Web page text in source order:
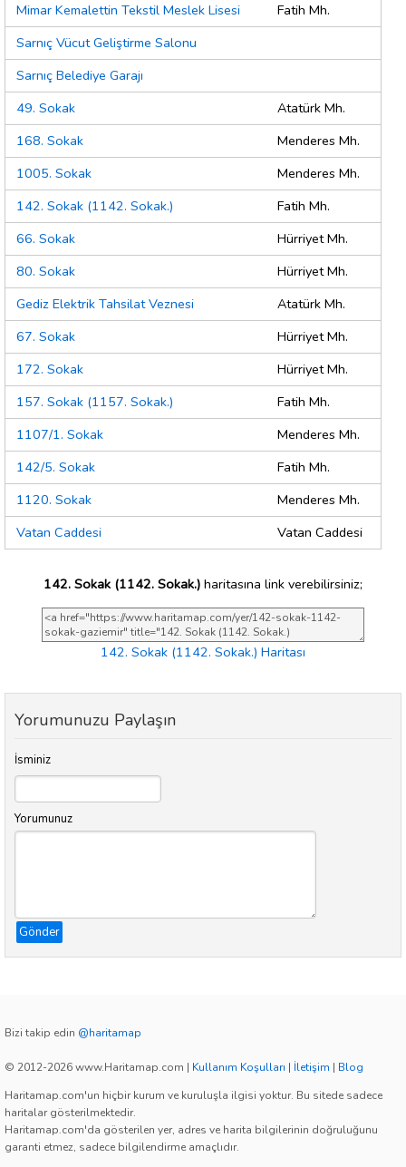
Mimar Kemalettin Tekstil Meslek Lisesi
Fatih Mh.
Sarnıç Vücut Geliştirme Salonu
Sarnıç Belediye Garajı
49. Sokak
Atatürk Mh.
168. Sokak
Menderes Mh.
1005. Sokak
Menderes Mh.
142. Sokak (1142. Sokak.)
Fatih Mh.
66. Sokak
Hürriyet Mh.
80. Sokak
Hürriyet Mh.
Gediz Elektrik Tahsilat Veznesi
Atatürk Mh.
67. Sokak
Hürriyet Mh.
172. Sokak
Hürriyet Mh.
157. Sokak (1157. Sokak.)
Fatih Mh.
1107/1. Sokak
Menderes Mh.
142/5. Sokak
Fatih Mh.
1120. Sokak
Menderes Mh.
Vatan Caddesi
Vatan Caddesi
142. Sokak (1142. Sokak.) haritasına link verebilirsiniz;
142. Sokak (1142. Sokak.) Haritası
Yorumunuzu Paylaşın
İsminiz
Yorumunuz
Gönder
Bizi takip edin @haritamap
© 2012-2026 www.Haritamap.com | Kullanım Koşulları | İletişim | Blog
Haritamap.com'un hiçbir kurum ve kuruluşla ilgisi yoktur. Bu sitede sadece
haritalar gösterilmektedir.
Haritamap.com'da gösterilen yer, adres ve harita bilgilerinin doğruluğunu
garanti etmez, sadece bilgilendirme amaçlıdır.